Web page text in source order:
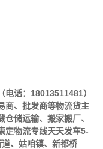
话：18013511481）
商、批发商等物流货主
储运输、搬家搬厂、
定物流专线天天发车5-
、姑咱镇、新都桥